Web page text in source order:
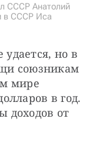
СССР Анатолий
в СССР Иса
но в
союзникам
мире
в год.
доходов от